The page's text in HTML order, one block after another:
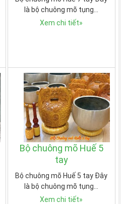
là bộ chuông mõ tụng…
Xem chi tiết»
Bộ chuông mõ Huế 5
tay
Bộ chuông mõ Huế 5 tay Đây
là bộ chuông mõ tụng…
Xem chi tiết»